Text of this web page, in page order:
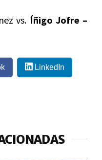
vs. Íñigo Jofre –
LinkedIn